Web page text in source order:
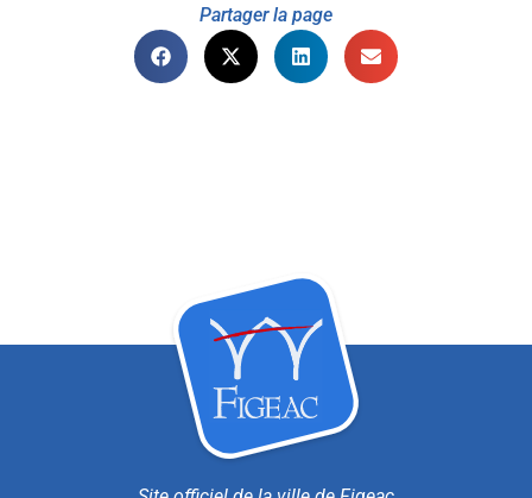
Partager la page